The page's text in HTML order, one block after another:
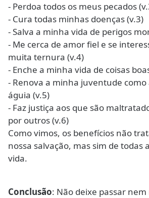
- Perdoa todos os meus pecados
- Cura todas minhas doenças (v.3)
- Salva a minha vida de perigos
- Me cerca de amor fiel e se
muita ternura (v.4)
- Enche a minha vida de coisas
- Renova a minha juventude como
águia (v.5)
- Faz justiça aos que são
por outros (v.6)
Como vimos, os benefícios não
nossa salvação, mas sim de todas
vida.
Conclusão: Não deixe passar